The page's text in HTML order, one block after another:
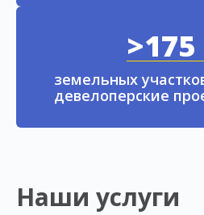
>175
земельных
девелоперские
Наши услуги